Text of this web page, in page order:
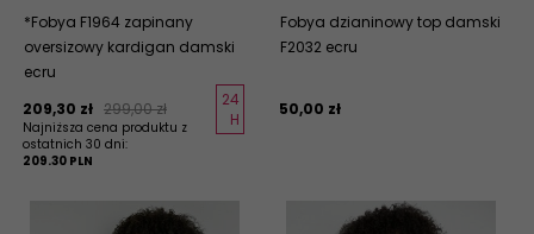
*Fobya F1964 zapinany
oversizowy kardigan damski
ecru
209,30 zł 299,00 zł
Najniższa cena produktu z
ostatnich 30 dni:
209.30 PLN
24
H
Fobya dzianinowy top damski
F2032 ecru
50,00 zł